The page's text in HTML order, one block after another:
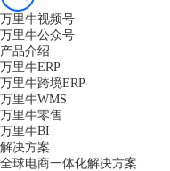
万里牛视频号
万里牛公众号
产品介绍
万里牛ERP
万里牛跨境ERP
万里牛WMS
万里牛零售
万里牛BI
解决方案
全球电商一体化解决方案